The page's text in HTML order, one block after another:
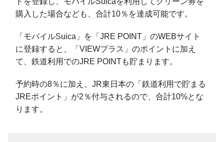
購入した場合なども、合計10％を達成可能です。
「モバイルSuica」を「JRE POINT」のWEBサイト
に登録すると、「VIEWプラス」のポイントに加え
て、鉄道利用でのJRE POINTも貯まります。
予約時の8％に加え、JR東日本の「鉄道利用で貯まる
JREポイント」が2％付与されるので、合計10%とな
ります。